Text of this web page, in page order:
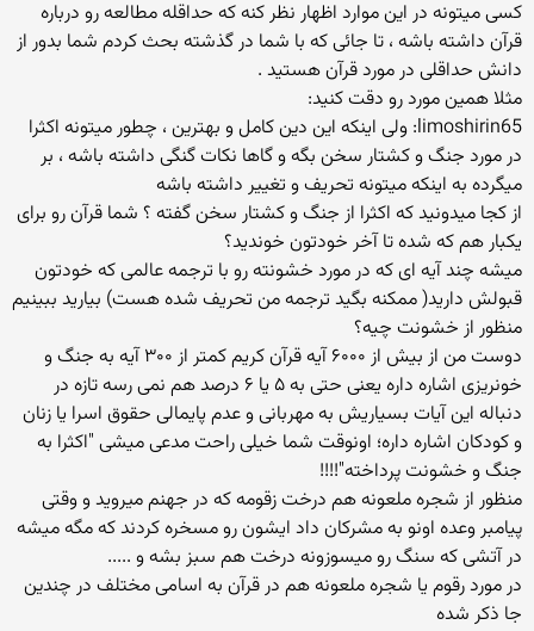
کسی میتونه در این موارد اظهار نظر کنه که حداقله مطالعه رو درباره
قرآن داشته باشه ، تا جائی که با شما در گذشته بحث کردم شما بدور از
دانش حداقلی در مورد قرآن هستید .
مثلا همین مورد رو دقت کنید:
limoshirin65: ولی اینکه این دین کامل و بهترین ، چطور میتونه اکثرا
در مورد جنگ و کشتار سخن بگه و گاها نکات گنگی داشته باشه ، بر
میگرده به اینکه میتونه تحریف و تغییر داشته باشه
از کجا میدونید که اکثرا از جنگ و کشتار سخن گفته ؟ شما قرآن رو برای
یکبار هم که شده تا آخر خودتون خوندید؟
میشه چند آیه ای که در مورد خشونته رو با ترجمه عالمی که خودتون
قبولش دارید( ممکنه بگید ترجمه من تحریف شده هست) بیارید ببینیم
منظور از خشونت چیه؟
دوست من از بیش از ۶۰۰۰ آیه قرآن کریم کمتر از ۳۰۰ آیه به جنگ و
خونریزی اشاره داره یعنی حتی به ۵ یا ۶ درصد هم نمی رسه تازه در
دنباله این آیات بسیاریش به مهربانی و عدم پایمالی حقوق اسرا یا زنان
و کودکان اشاره داره؛ اونوقت شما خیلی راحت مدعی میشی "اکثرا به
جنگ و خشونت پرداخته"!!!!
منظور از شجره ملعونه هم درخت زقومه که در جهنم میروید و وقتی
پیامبر وعده اونو به مشرکان داد ایشون رو مسخره کردند که مگه میشه
در آتشی که سنگ رو میسوزونه درخت هم سبز بشه و .....
در مورد رقوم یا شجره ملعونه هم در قرآن به اسامی مختلف در چندین
جا ذکر شده